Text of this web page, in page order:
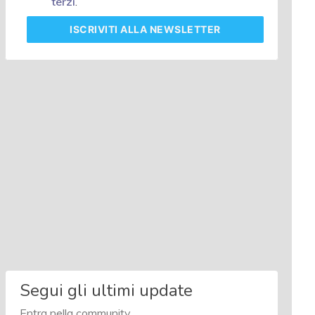
ISCRIVITIALLA NEWSLETTER
Segui gli ultimi update